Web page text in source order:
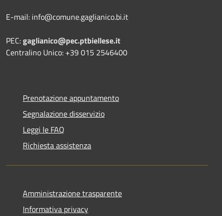
E-mail: info@comune.gaglianico.bi.it
PEC:gaglianico@pec.ptbiellese.it
Centralino Unico: +39 015 2546400
Prenotazione appuntamento
Segnalazione disservizio
Leggi le FAQ
Richiesta assistenza
Amministrazione trasparente
Informativa privacy